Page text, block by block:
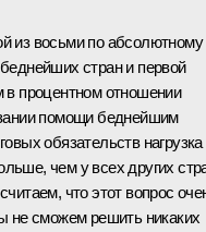
из восьми по абсолютному
стран и первой
в процентном отношении
помощи беднейшим
обязательств нагрузка
чем у всех других
что этот вопрос
не сможем решить никаких